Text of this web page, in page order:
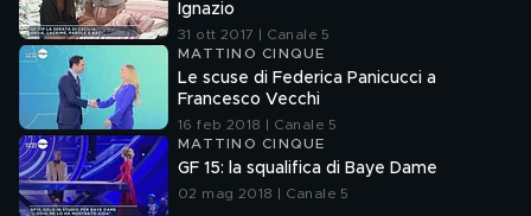
Ignazio
31 ott 2017 | Canale 5
MATTINO CINQUE
Le scuse di Federica Panicucci a
Francesco Vecchi
16 feb 2018 | Canale 5
MATTINO CINQUE
GF 15: la squalifica di Baye Dame
02 mag 2018 | Canale 5